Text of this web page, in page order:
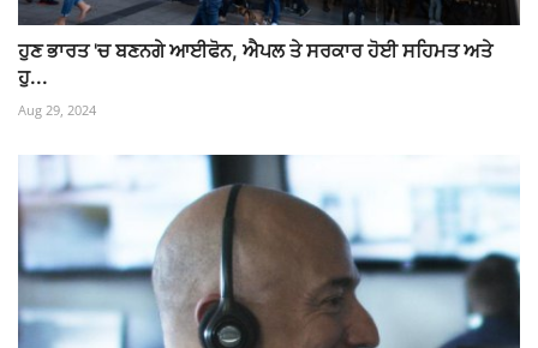
ਹੁਣ ਭਾਰਤ 'ਚ ਬਣਨਗੇ ਆਈਫੋਨ, ਐਪਲ ਤੇ ਸਰਕਾਰ ਹੋਈ ਸਹਿਮਤ ਅਤੇ
ਹੁ...
Aug 29, 2024